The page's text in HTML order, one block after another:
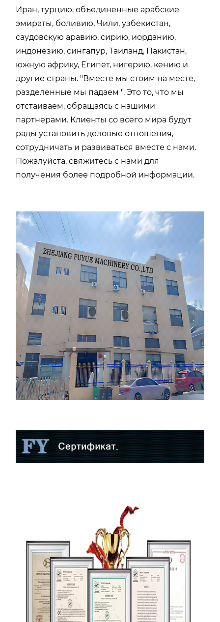
Иран, турцию, объединенные арабские
эмираты, боливию, Чили, узбекистан,
саудовскую аравию, сирию, иорданию,
индонезию, сингапур, Таиланд, Пакистан,
южную африку, Египет, нигерию, кению и
другие страны. "Вместе мы стоим на месте,
разделенные мы падаем ". Это то, что мы
отстаиваем, обращаясь с нашими
партнерами. Клиенты со всего мира будут
рады установить деловые отношения,
сотрудничать и развиваться вместе с нами.
Пожалуйста, свяжитесь с нами для
получения более подробной информации.